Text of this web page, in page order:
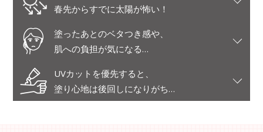
春先からすでに太陽が怖い！
塗ったあとのベタつき感や、
肌への負担が気になる…
UVカットを優先すると、
塗り心地は後回しになりがち…